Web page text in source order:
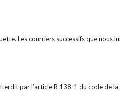
Les courriers successifs que nous
par l’article R 138-1 du code de